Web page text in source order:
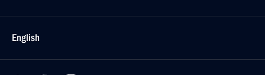
English